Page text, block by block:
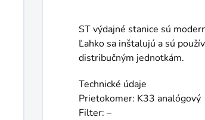
ST výdajné stanice sú
Ľahko sa inštalujú a sú
distribučným jednotkám.
Technické údaje
Prietokomer: K33 analógový
Filter: –